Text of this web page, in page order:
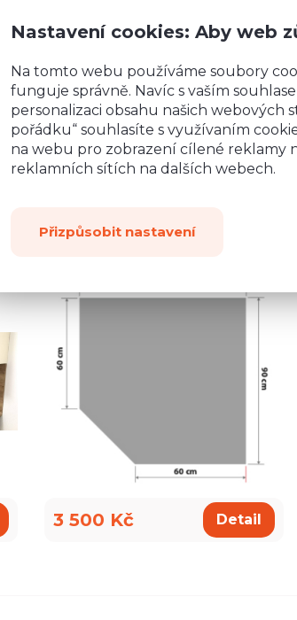
používání.
stálosti barvy
pracovní desky je 420 cm.
Deska pro D12R
3 500 Kč Detail
Nastavení cookies: Aby web
Na tomto webu používáme soubory
funguje správně. Navíc s vaším
personalizaci obsahu našich webových
pořádku“ souhlasíte s využívaním
na webu pro zobrazení cílené reklamy
reklamních sítích na dalších webech.
Přizpůsobit nastavení